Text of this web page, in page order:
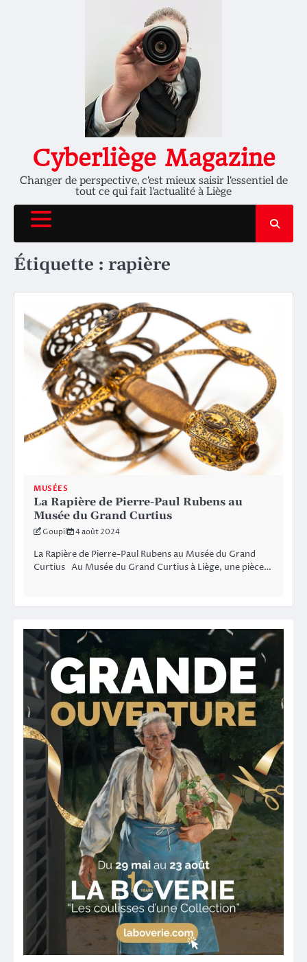
Cyberliège Magazine
Changer de perspective, c'est mieux saisir l'essentiel de
tout ce qui fait l'actualité à Liège
Étiquette : rapière
MUSÉES
La Rapière de Pierre-Paul Rubens au
Musée du Grand Curtius
Goupil 4 août 2024
La Rapière de Pierre-Paul Rubens au Musée du Grand
Curtius Au Musée du Grand Curtius à Liège, une pièce…